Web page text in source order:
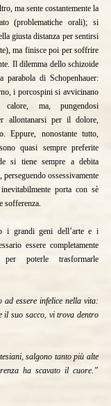
ma sente costantemente la
(problematiche orali); si
giusta distanza per sentirsi
ma finisce poi per soffrire
Il dilemma dello schizoide
parabola di Schopenhauer:
i porcospini si avvicinano
ma, pungendosi
allontanarsi per il dolore,
Eppure, nonostante tutto,
quasi sempre preferite
si tiene sempre a debita
perseguendo ossessivamente
porta con sè
sofferenza.
i grandi geni dell’arte e i
essere completamente
poterle trasformarle
essere infelice nella vita:
il suo sacco, vi trova dentro
salgono tanto più alte